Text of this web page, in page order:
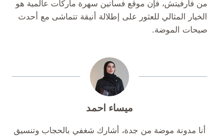
من فارفيتش، فإن موقع فساتين سهرة ماركات عالمية هو
الخيار المثالي للعثور على إطلالة أنيقة تتماشى مع أحدث
صيحات الموضة.
ميساء احمد
أنا مدونة موضة من جدة، أشارك شغفي بالحجاب وتنسيق